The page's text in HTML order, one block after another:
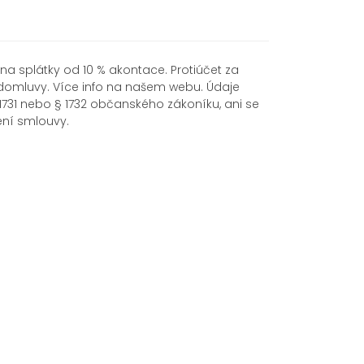
splátky od 10 % akontace. Protiúčet za
Více info na našem webu. Údaje
nebo § 1732 občanského zákoníku, ani se
smlouvy.